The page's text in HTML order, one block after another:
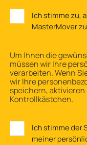
Ich stimme zu,
MasterMover
Um Ihnen die
müssen wir Ihre
verarbeiten. Wenn
wir Ihre
speichern,
Kontrollkästchen.
Ich stimme der
meiner